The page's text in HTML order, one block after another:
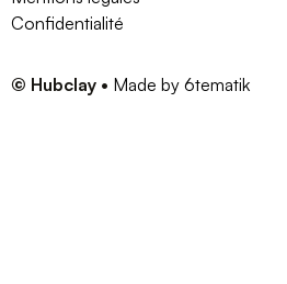
Confidentialité
© Hubclay • Made by 6tematik